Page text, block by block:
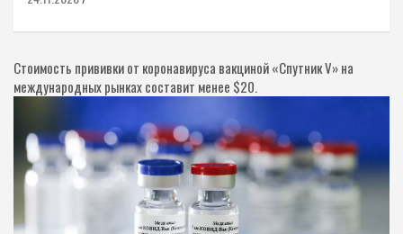
Стоимость прививки от коронавируса вакциной «Спутник V» на
международных рынках составит менее $20.